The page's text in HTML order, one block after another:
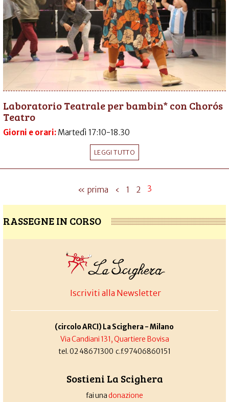
Laboratorio Teatrale per bambin* con Chorós
Teatro
Giorni e orari: Martedì 17:10-18.30
LEGGI TUTTO
« prima ‹ 1 2 3
RASSEGNE IN CORSO
Iscriviti alla Newsletter
(circolo ARCI) La Scighera - Milano
Via Candiani 131, Quartiere Bovisa
tel. 02 48671300 c.f.97406860151
Sostieni La Scighera
fai unadonazione